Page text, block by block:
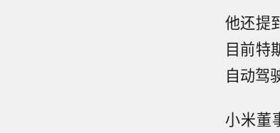
他还提
目前特
自动驾
小米董